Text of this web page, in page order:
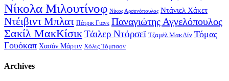
Νίκολα Μιλουτίνοφ Νίκος Αρσενόπουλος Ντάνιελ Χάκετ
Ντέιβιντ Μπλατ Πάτρικ Γιανκ Παναγιώτης Αγγελόπουλος
Σακίλ ΜακΚίσικΤάιλερ Ντόρσεϊ Τζαμέλ ΜακΛίν Τόμας
Γουόκαπ Χασάν Μάρτιν Χόλις Τόμπσον
Archives